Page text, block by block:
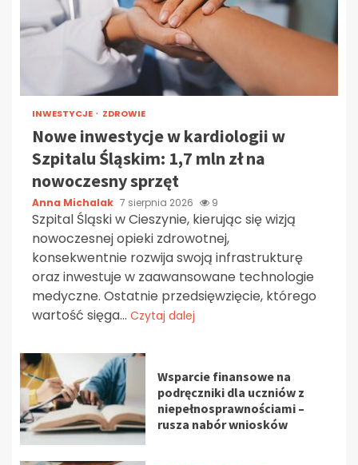
INWESTYCJE ZDROWIE
Nowe inwestycje w kardiologii w
Szpitalu Śląskim: 1,7 mln zł na
nowoczesny sprzęt
Anna Michalak 7 sierpnia 2026 9
Szpital Śląski w Cieszynie, kierując się wizją
nowoczesnej opieki zdrowotnej,
konsekwentnie rozwija swoją infrastrukturę
oraz inwestuje w zaawansowane technologie
medyczne. Ostatnie przedsięwzięcie, którego
wartość sięga... Czytaj dalej
Wsparcie finansowe na
podręczniki dla uczniów z
niepełnosprawnościami –
rusza nabór wniosków